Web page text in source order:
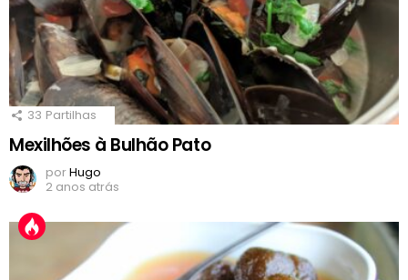
33 Partilhas
Mexilhões à Bulhão Pato
porHugo
2 anos atrás